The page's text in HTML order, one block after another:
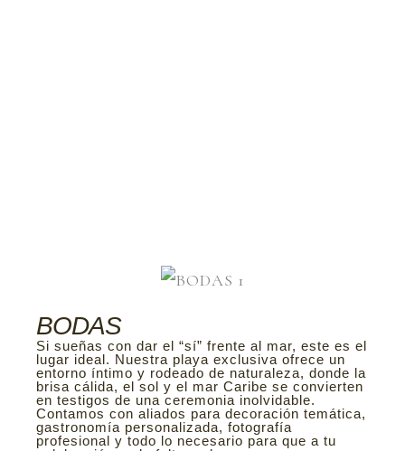
BODAS
Si sueñas con dar el “sí” frente al mar, este es el
lugar ideal. Nuestra playa exclusiva ofrece un
entorno íntimo y rodeado de naturaleza, donde la
brisa cálida, el sol y el mar Caribe se convierten
en testigos de una ceremonia inolvidable.
Contamos con aliados para decoración temática,
gastronomía personalizada, fotografía
profesional y todo lo necesario para que a tu